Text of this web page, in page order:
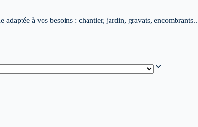
adaptée à vos besoins : chantier, jardin, gravats,